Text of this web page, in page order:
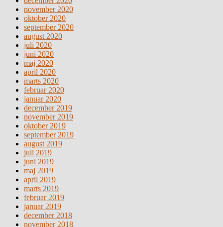
november 2020
oktober 2020
september 2020
august 2020
juli 2020
juni 2020
maj 2020
april 2020
marts 2020
februar 2020
januar 2020
december 2019
november 2019
oktober 2019
september 2019
august 2019
juli 2019
juni 2019
maj 2019
april 2019
marts 2019
februar 2019
januar 2019
december 2018
november 2018